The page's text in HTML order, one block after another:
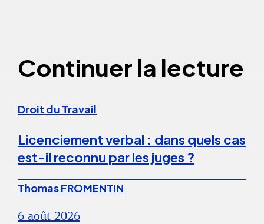
Continuer la lecture
Droit du Travail
Licenciement verbal : dans quels cas
est-il reconnu par les juges ?
Thomas FROMENTIN
6 août 2026